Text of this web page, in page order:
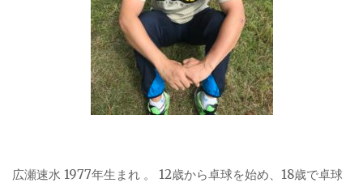
広瀬速水 1977年生まれ 。 12歳から卓球を始め、18歳で卓球